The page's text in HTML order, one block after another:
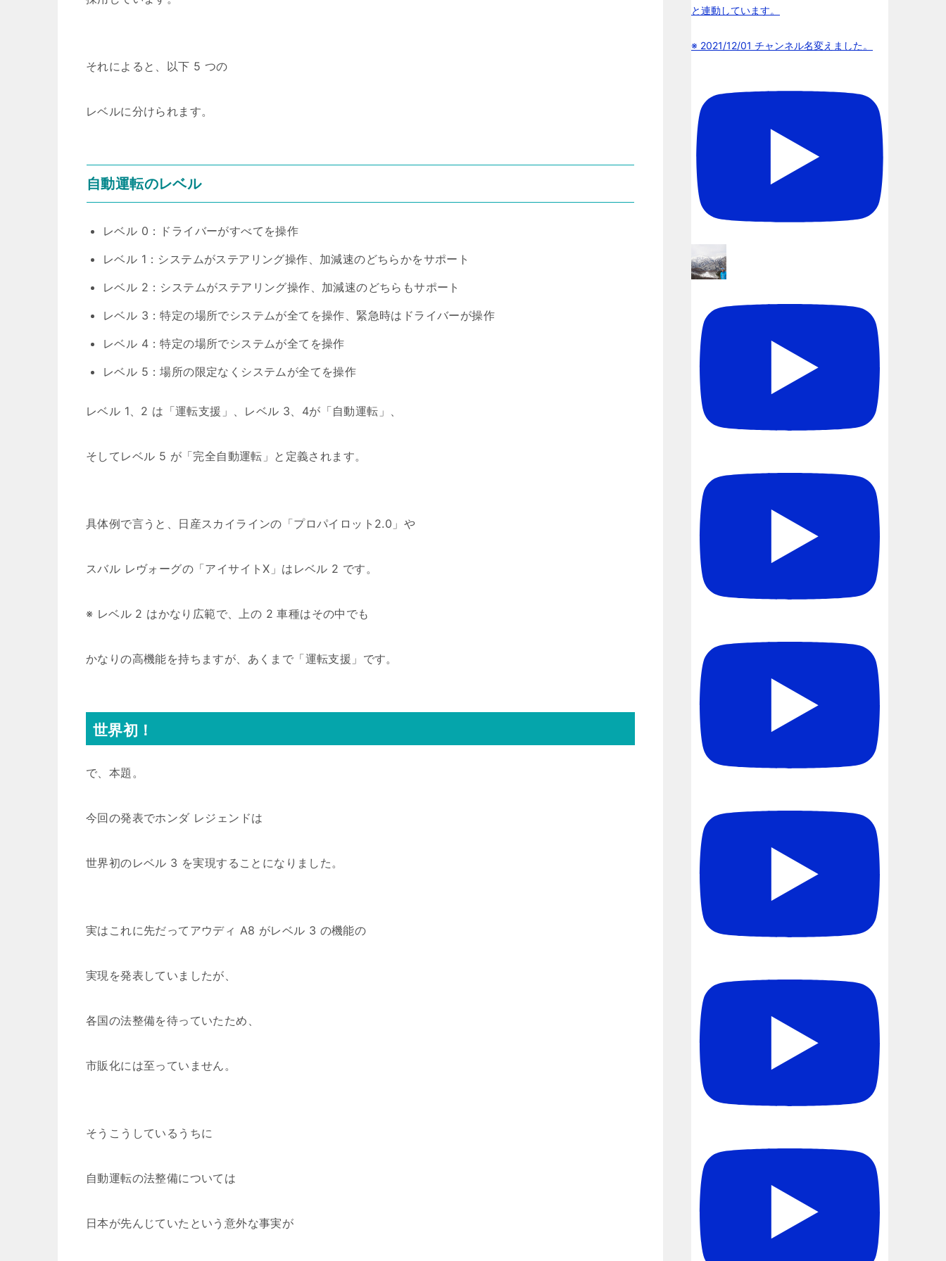
それによると、以下 5 つの
レベルに分けられます。
自動運転のレベル
レベル 0：ドライバーがすべてを操作
レベル 1：システムがステアリング操作、加減速のどちらかをサポート
レベル 2：システムがステアリング操作、加減速のどちらもサポート
レベル 3：特定の場所でシステムが全てを操作、緊急時はドライバーが操作
レベル 4：特定の場所でシステムが全てを操作
レベル 5：場所の限定なくシステムが全てを操作
レベル 1、2 は「運転支援」、レベル 3、4が「自動運転」、
そしてレベル 5 が「完全自動運転」と定義されます。
具体例で言うと、日産スカイラインの「プロパイロット2.0」や
スバル レヴォーグの「アイサイトX」はレベル 2 です。
※ レベル 2 はかなり広範で、上の 2 車種はその中でも
かなりの高機能を持ちますが、あくまで「運転支援」です。
世界初！
で、本題。
今回の発表でホンダ レジェンドは
世界初のレベル 3 を実現することになりました。
実はこれに先だってアウディ A8 がレベル 3 の機能の
実現を発表していましたが、
各国の法整備を待っていたため、
市販化には至っていません。
そうこうしているうちに
自動運転の法整備については
日本が先んじていたという意外な事実が
と連動しています。
※ 2021/12/01 チャンネル名変えました。